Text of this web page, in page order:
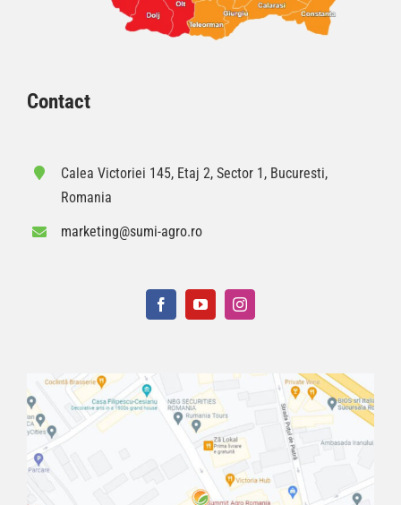
Contact
Calea Victoriei 145, Etaj 2, Sector 1, Bucuresti,
Romania
marketing@sumi-agro.ro